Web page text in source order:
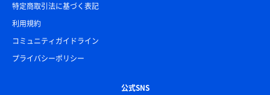
特定商取引法に基づく表記
利用規約
コミュニティガイドライン
プライバシーポリシー
公式SNS